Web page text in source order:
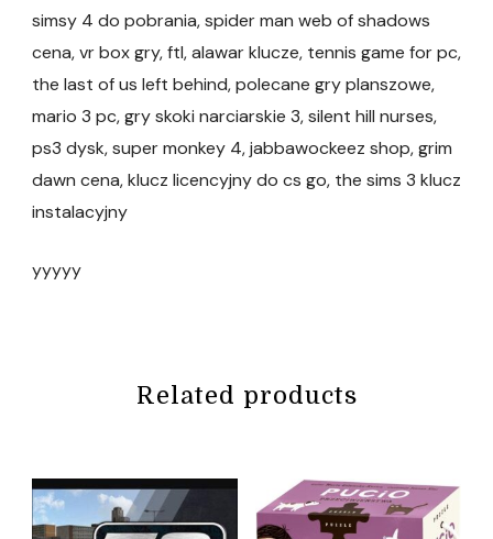
simsy 4 do pobrania, spider man web of shadows
cena, vr box gry, ftl, alawar klucze, tennis game for pc,
the last of us left behind, polecane gry planszowe,
mario 3 pc, gry skoki narciarskie 3, silent hill nurses,
ps3 dysk, super monkey 4, jabbawockeez shop, grim
dawn cena, klucz licencyjny do cs go, the sims 3 klucz
instalacyjny
yyyyy
Related products